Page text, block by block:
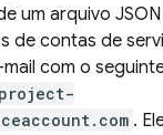
um arquivo
de contas de
com o
.